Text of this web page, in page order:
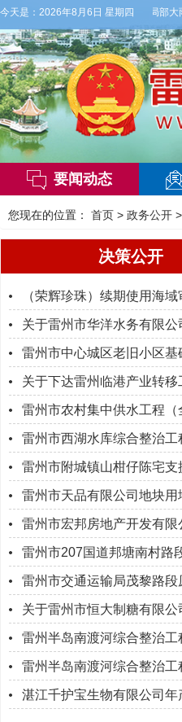
今天是： 2026年8月6日 星期四
白天，阴天间多云，有雷阵雨，局部
要闻动态
您现在的位置： 首页 > 政务公开 >
决策公开
（荣辉珍珠）续期使用海
关于雷州市华洋水务有限
雷州市中心城区老旧小区
关于下达雷州临港产业转
雷州市农村集中供水工程
雷州市西湖水库综合整治
雷州市附城镇山柑仔陈宅
雷州市天品有限公司地块
雷州市宏邦房地产开发有
雷州市207国道邦塘南村路
雷州市交通运输局茂黎路
关于雷州市恒大制糖有限
雷州半岛南渡河综合整治
雷州半岛南渡河综合整治
湛江千护宝生物有限公司